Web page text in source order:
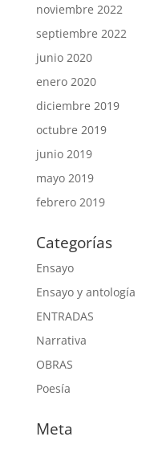
noviembre 2022
septiembre 2022
junio 2020
enero 2020
diciembre 2019
octubre 2019
junio 2019
mayo 2019
febrero 2019
Categorías
Ensayo
Ensayo y antología
ENTRADAS
Narrativa
OBRAS
Poesía
Meta